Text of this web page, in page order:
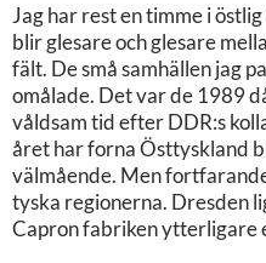
Jag har rest en timme i
blir glesare och glesare
fält. De små samhällen jag
omålade. Det var de 1989
våldsam tid efter DDR:s
året har forna Östtyskland
välmående. Men
tyska regionerna. Dresden
Capron fabriken ytterligare